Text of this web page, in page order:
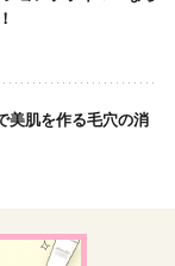
美肌を作る毛穴の消